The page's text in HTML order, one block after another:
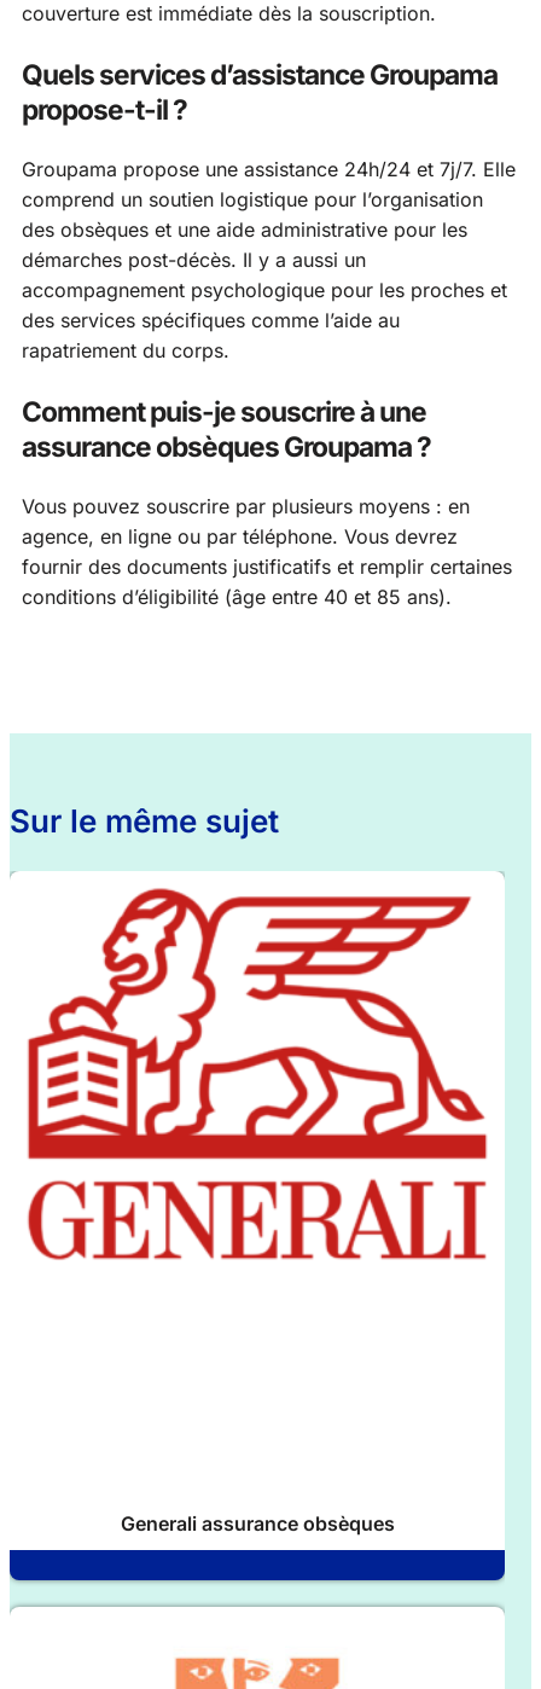
couverture est immédiate dès la souscription.
Quels services d’assistance Groupama
propose-t-il ?
Groupama propose une assistance 24h/24 et 7j/7. Elle
comprend un soutien logistique pour l’organisation
des obsèques et une aide administrative pour les
démarches post-décès. Il y a aussi un
accompagnement psychologique pour les proches et
des services spécifiques comme l’aide au
rapatriement du corps.
Comment puis-je souscrire à une
assurance obsèques Groupama ?
Vous pouvez souscrire par plusieurs moyens : en
agence, en ligne ou par téléphone. Vous devrez
fournir des documents justificatifs et remplir certaines
conditions d’éligibilité (âge entre 40 et 85 ans).
Sur le même sujet
Generali assurance obsèques